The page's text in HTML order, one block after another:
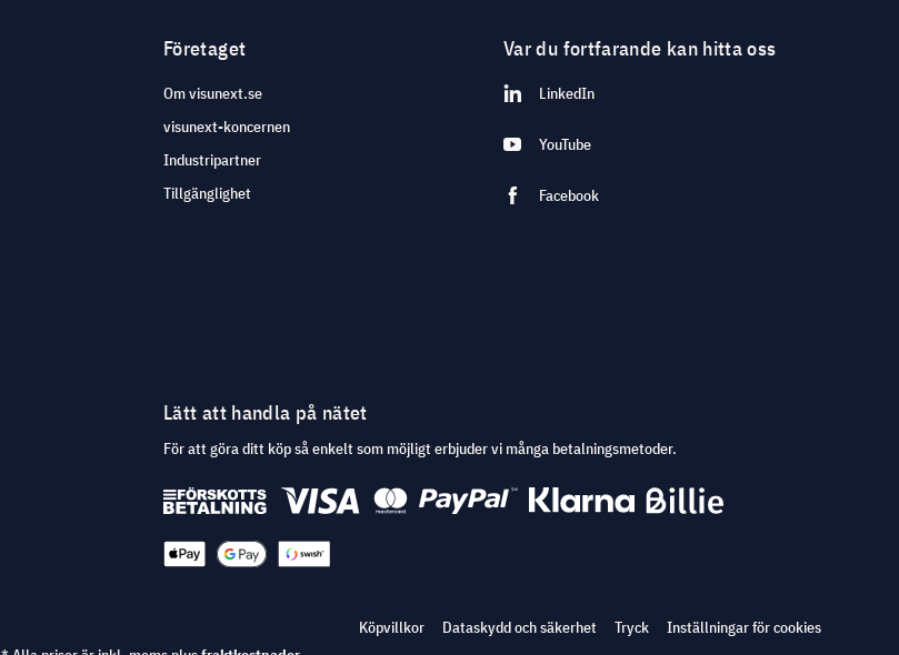
Företaget
Om visunext.se
visunext-koncernen
Industripartner
Tillgänglighet
Var du fortfarande kan hitta oss
LinkedIn
YouTube
Facebook
Lätt att handla på nätet
För att göra ditt köp så enkelt som möjligt erbjuder vi många betalningsmetoder.
Köpvillkor Dataskydd och säkerhet Tryck
Inställningar för cookies